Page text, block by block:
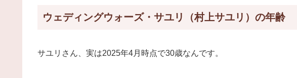
ウェディングウォーズ・サユリ（村上サユリ）の年齢
サユリさん、実は2025年4月時点で30歳なんです。